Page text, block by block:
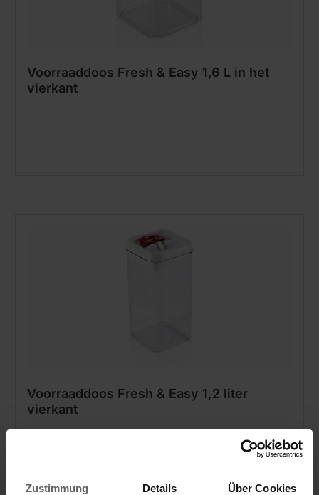
Zustimmung Details Über Cookies
Voorraaddoos Fresh & Easy 1,6 L in het
vierkant
Voorraaddoos Fresh & Easy 1,2 liter
vierkant